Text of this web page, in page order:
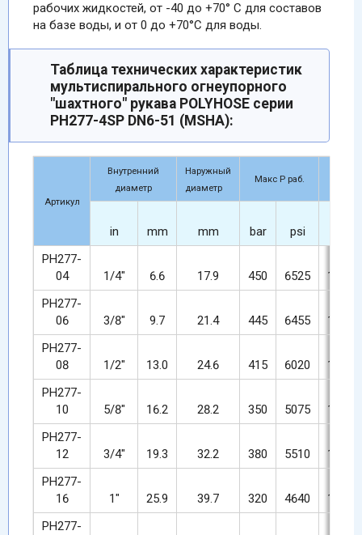
рабочих жидкостей, от -40 до +70° C для составов
на базе воды, и от 0 до +70°C для воды.
Таблица технических характеристик
мультиспирального огнеупорного
"шахтного" рукава POLYHOSE серии
PH277-4SP DN6-51 (MSHA):
Артикул
Внутренний
диаметр
Наружный
диаметр
Макс Р раб.
in mm mm bar psi
PH277-
04
1/4" 6.6 17.9 450 6525
1800
PH277-
06
3/8" 9.7 21.4 445 6455
1780
PH277-
08
1/2" 13.0 24.6 415 6020
1660
PH277-
10
5/8" 16.2 28.2 350 5075
1400
PH277-
12
3/4" 19.3 32.2 380 5510
1520
PH277-
16
1" 25.9 39.7 320 4640
1280
PH277-